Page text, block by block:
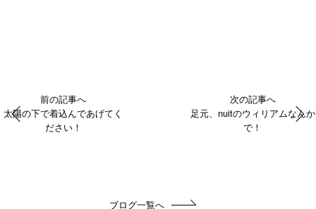
前の記事へ
太陽の下で着込んであげてく
ださい！
次の記事へ
足元、nuitのウィリアムなんか
で！
ブログ一覧へ